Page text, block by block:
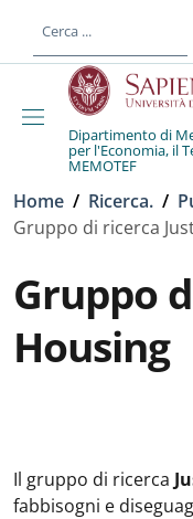
al contenuto
Dipartimento di
per l'Economia, il
MEMOTEF
Briciole di pane
Home / Ricerca. /
Gruppo di ricerca
Gruppo
Housing
Il gruppo di ricerca
fabbisogni e